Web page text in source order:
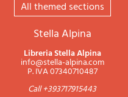
All themed sections
Stella Alpina
Libreria Stella Alpina
info@stella-alpina.com
P. IVA 07340710487
Call +393717915443